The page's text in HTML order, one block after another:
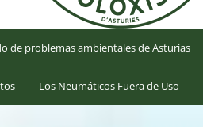
de problemas ambientales de Asturias
Los Neumáticos Fuera de Uso